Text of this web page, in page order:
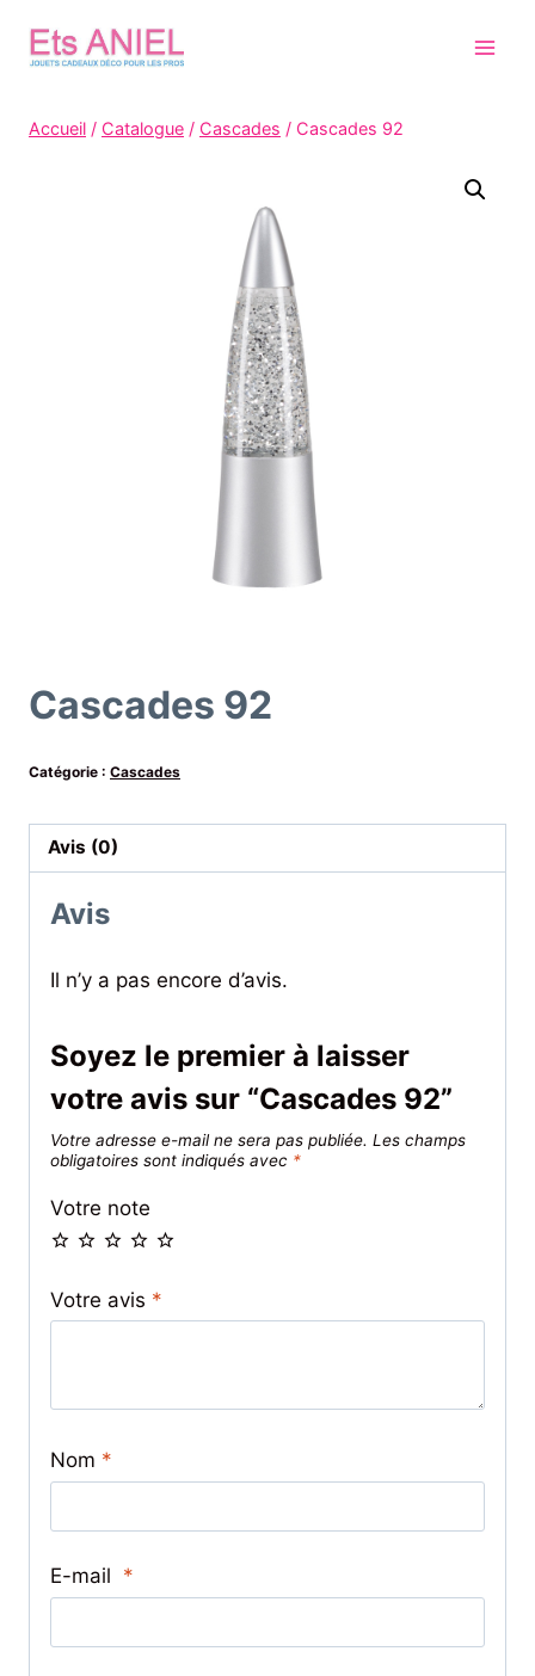
Accueil / Catalogue / Cascades / Cascades 92
Cascades 92
Catégorie : Cascades
Avis (0)
Avis
Il n’y a pas encore d’avis.
Soyez le premier à laisser
votre avis sur “Cascades 92”
Votre adresse e-mail ne sera pas publiée. Les champs
obligatoires sont indiqués avec *
Votre note
Votre avis *
Nom *
E-mail *